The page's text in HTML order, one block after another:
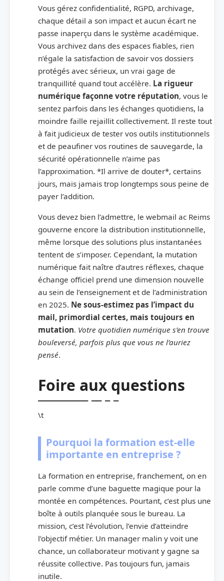
Vous gérez confidentialité, RGPD, archivage,
chaque détail a son impact et aucun écart ne
passe inaperçu dans le système académique.
Vous archivez dans des espaces fiables, rien
n’égale la satisfaction de savoir vos dossiers
protégés avec sérieux, un vrai gage de
tranquillité quand tout accélère. La rigueur
numérique façonne votre réputation, vous le
sentez parfois dans les échanges quotidiens, la
moindre faille rejaillit collectivement. Il reste tout
à fait judicieux de tester vos outils institutionnels
et de peaufiner vos routines de sauvegarde, la
sécurité opérationnelle n’aime pas
l’approximation. *Il arrive de douter*, certains
jours, mais jamais trop longtemps sous peine de
payer l’addition.
Vous devez bien l’admettre, le webmail ac Reims
gouverne encore la distribution institutionnelle,
même lorsque des solutions plus instantanées
tentent de s’imposer. Cependant, la mutation
numérique fait naître d’autres réflexes, chaque
échange officiel prend une dimension nouvelle
au sein de l’enseignement et de l’administration
en 2025. Ne sous-estimez pas l’impact du
mail, primordial certes, mais toujours en
mutation. Votre quotidien numérique s’en trouve
bouleversé, parfois plus que vous ne l’auriez
pensé.
Foire aux questions
\t
Pourquoi la formation est-elle
importante en entreprise ?
La formation en entreprise, franchement, on en
parle comme d’une baguette magique pour la
montée en compétences. Pourtant, c’est plus une
boîte à outils planquée sous le bureau. La
mission, c’est l’évolution, l’envie d’atteindre
l’objectif métier. Un manager malin y voit une
chance, un collaborateur motivant y gagne sa
réussite collective. Pas toujours fun, jamais
inutile.